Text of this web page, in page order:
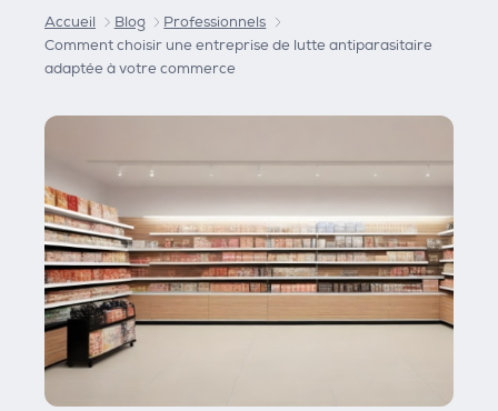
Accueil Blog
Professionnels
Comment choisir une entreprise de lutte antiparasitaire
adaptée à votre commerce